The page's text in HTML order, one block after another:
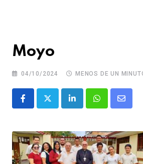
Moyo
04/10/2024 MENOS DE UN